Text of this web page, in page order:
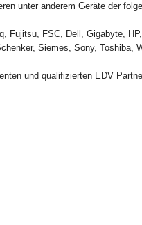
unter anderem Geräte der
Fujitsu, FSC, Dell, Gigabyte,
Siemes, Sony, Toshiba,
und qualifizierten EDV